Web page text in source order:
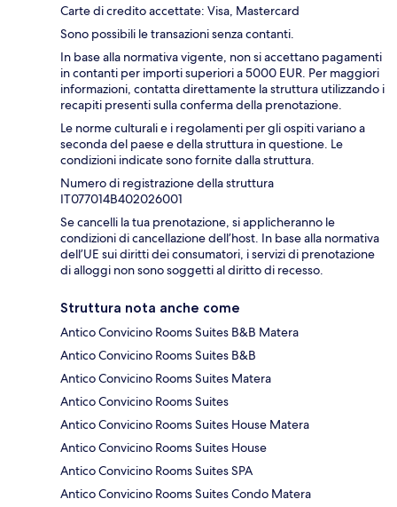
Carte di credito accettate: Visa, Mastercard
Sono possibili le transazioni senza contanti.
In base alla normativa vigente, non si accettano pagamenti
in contanti per importi superiori a 5000 EUR. Per maggiori
informazioni, contatta direttamente la struttura utilizzando i
recapiti presenti sulla conferma della prenotazione.
Le norme culturali e i regolamenti per gli ospiti variano a
seconda del paese e della struttura in questione. Le
condizioni indicate sono fornite dalla struttura.
Numero di registrazione della struttura
IT077014B402026001
Se cancelli la tua prenotazione, si applicheranno le
condizioni di cancellazione dell’host. In base alla normativa
dell’UE sui diritti dei consumatori, i servizi di prenotazione
di alloggi non sono soggetti al diritto di recesso.
Struttura nota anche come
Antico Convicino Rooms Suites B&B Matera
Antico Convicino Rooms Suites B&B
Antico Convicino Rooms Suites Matera
Antico Convicino Rooms Suites
Antico Convicino Rooms Suites House Matera
Antico Convicino Rooms Suites House
Antico Convicino Rooms Suites SPA
Antico Convicino Rooms Suites Condo Matera